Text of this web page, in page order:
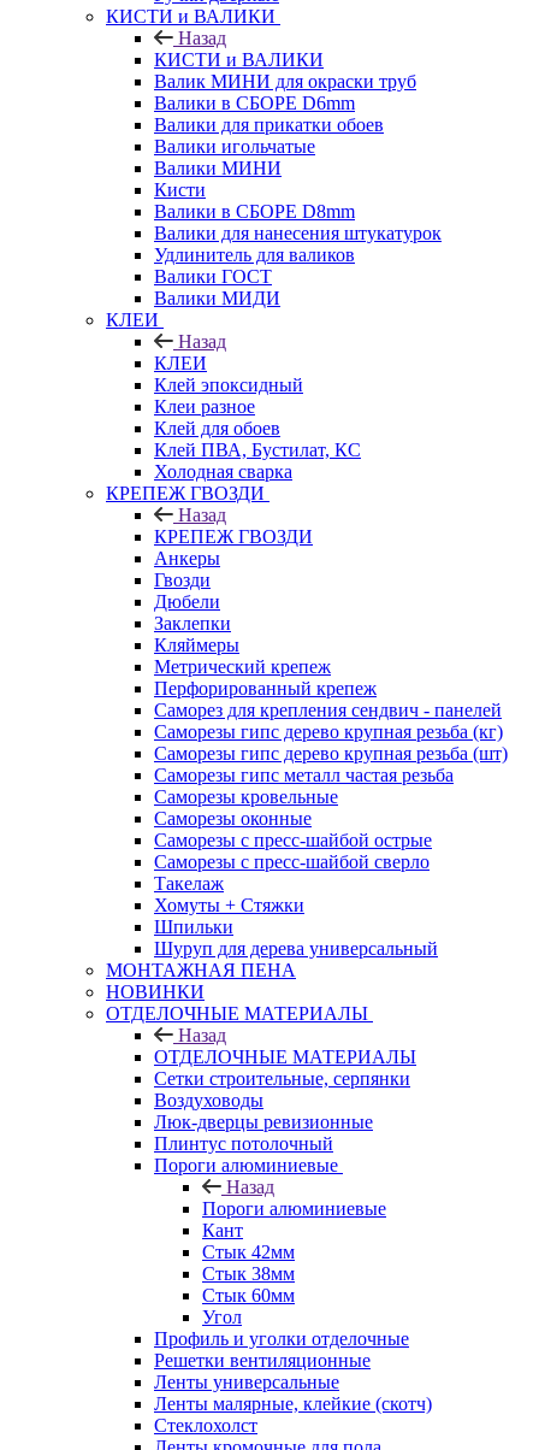
КИСТИ и ВАЛИКИ
Назад
КИСТИ и ВАЛИКИ
Валик МИНИ для окраски труб
Валики в СБОРЕ D6mm
Валики для прикатки обоев
Валики игольчатые
Валики МИНИ
Кисти
Валики в СБОРЕ D8mm
Валики для нанесения штукатурок
Удлинитель для валиков
Валики ГОСТ
Валики МИДИ
КЛЕИ
Назад
КЛЕИ
Клей эпоксидный
Клеи разное
Клей для обоев
Клей ПВА, Бустилат, КС
Холодная сварка
КРЕПЕЖ ГВОЗДИ
Назад
КРЕПЕЖ ГВОЗДИ
Анкеры
Гвозди
Дюбели
Заклепки
Кляймеры
Метрический крепеж
Перфорированный крепеж
Саморез для крепления сендвич - панелей
Саморезы гипс дерево крупная резьба (кг)
Саморезы гипс дерево крупная резьба (шт)
Саморезы гипс металл частая резьба
Саморезы кровельные
Саморезы оконные
Саморезы с пресс-шайбой острые
Саморезы с пресс-шайбой сверло
Такелаж
Хомуты + Стяжки
Шпильки
Шуруп для дерева универсальный
МОНТАЖНАЯ ПЕНА
НОВИНКИ
ОТДЕЛОЧНЫЕ МАТЕРИАЛЫ
Назад
ОТДЕЛОЧНЫЕ МАТЕРИАЛЫ
Сетки строительные, серпянки
Воздуховоды
Люк-дверцы ревизионные
Плинтус потолочный
Пороги алюминиевые
Назад
Пороги алюминиевые
Кант
Стык 42мм
Стык 38мм
Стык 60мм
Угол
Профиль и уголки отделочные
Решетки вентиляционные
Ленты универсальные
Ленты малярные, клейкие (скотч)
Стеклохолст